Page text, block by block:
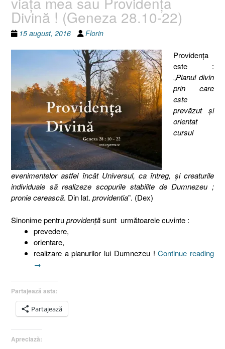
Divină ! (Geneza 28.10-22)
15 august, 2016 Florin
Providenţa
este :
„Planul divin
prin care
este
prevăzut și
orientat
cursul
evenimentelor astfel încât Universul, ca întreg, și creaturile
individuale să realizeze scopurile stabilite de Dumnezeu ;
pronie cerească. Din lat. providentia”. (Dex)
Sinonime pentruprovidenţăsunt următoarele cuvinte :
prevedere,
orientare,
realizare a planurilor lui Dumnezeu !Continue reading
→
Partajează asta:
Partajează
Apreciază: